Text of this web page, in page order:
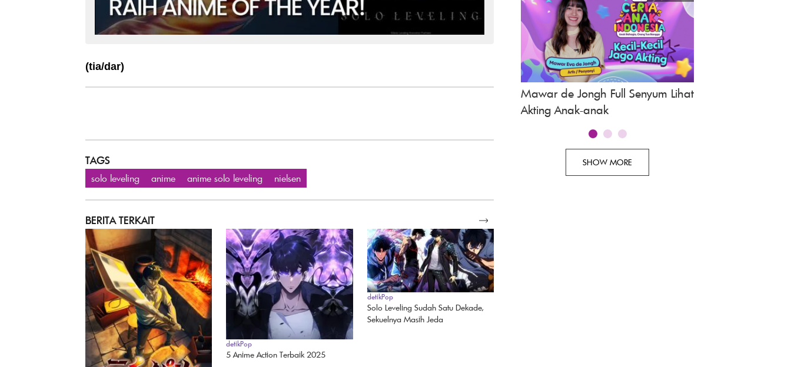
(tia/dar)
TAGS
solo leveling anime anime solo leveling nielsen
BERITA TERKAIT
detikPop
5 Anime Action Terbaik 2025
detikPop
Solo Leveling Sudah Satu Dekade,
Sekuelnya Masih Jeda
Mawar de Jongh Full Senyum Lihat
Akting Anak-anak
SHOW MORE